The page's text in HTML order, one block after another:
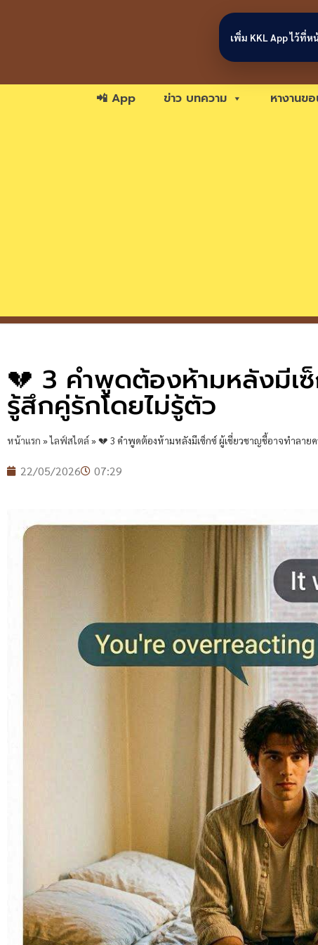
📲 App ข่าว บทความ หางานข
💔 3 คำพูดต้องห้ามหลังมีเ
รู้สึกคู่รักโดยไม่รู้ตัว
หน้าแรก »ไลฟ์สไตล์»💔 3 คำพูดต้องห้ามหลังมีเซ็กซ์ ผู้เชี่ยวชาญชี้อาจทำลายค
22/05/2026 07:29
เพิ่ม KKL App ไว้ที่